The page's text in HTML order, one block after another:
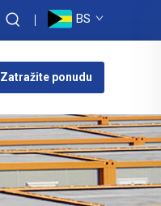
BS
Zatražite ponudu